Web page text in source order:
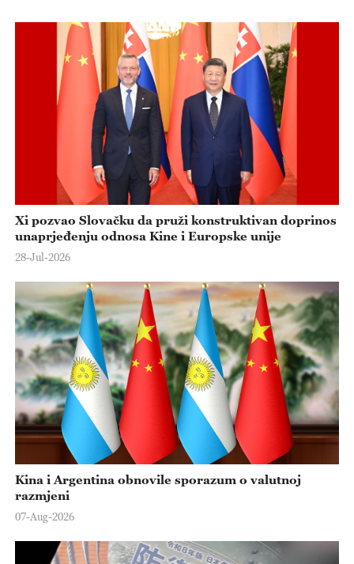
Xi pozvao Slovačku da pruži konstruktivan doprinos
unaprjeđenju odnosa Kine i Europske unije
28-Jul-2026
Kina i Argentina obnovile sporazum o valutnoj
razmjeni
07-Aug-2026